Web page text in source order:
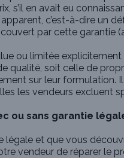
s’il en avait eu
c’est-à-dire un
couvert par cette garantie
ou limitée
qualité, soit celle de
sur leur formulation.
les vendeurs excluent
ou sans garantie
et que vous
vendeur de réparer le